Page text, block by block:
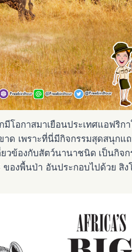
อกาสมาเยือนประเทศแอฟริกา
ด เพราะที่นี่มีกิจกรรมสุดสนุกแ
ยวข้องกับสัตว์นานาชนิด เป็นกิจ
องพื้นป่า อันประกอบไปด้วย สิง